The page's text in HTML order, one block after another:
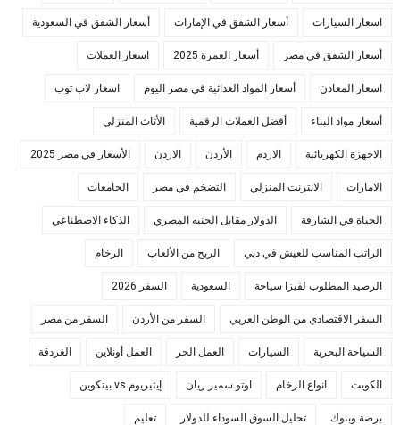
اسعار السيارات أسعار الشقق في الإمارات أسعار الشقق في السعودية
أسعار الشقق في مصر أسعار العمرة 2025 اسعار العملات
اسعار المعادن أسعار المواد الغذائية في مصر اليوم اسعار لاب توب
أسعار مواد البناء أفضل العملات الرقمية الأثاث المنزلي
الاجهزة الكهربائية الاردم الأردن الاردن الأسعار في مصر 2025
الامارات الانترنت المنزلي التضخم في مصر الجامعات
الحياة في الشارقة الدولار مقابل الجنيه المصري الذكاء الاصطناعي
الراتب المناسب للعيش في دبي الربح من الألعاب الرخام
الرصيد المطلوب لفيزا سياحة السعودية السفر 2026
السفر الاقتصادي من الوطن العربي السفر من الأردن السفر من مصر
السياحة البحرية السيارات العمل الحر العمل أونلاين الغردقة
الكويت انواع الرخام اوتو سمير ريان إيثيريوم vs بيتكوين
برصة وبنوك تحليل السوق السوداء للدولار تعليم